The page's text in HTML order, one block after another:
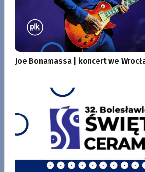
Joe Bonamassa | koncert we